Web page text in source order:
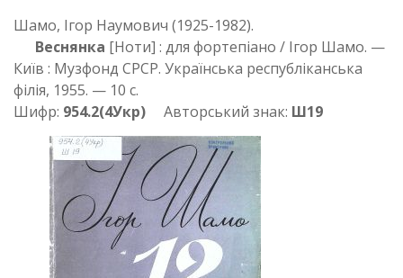
Шамо, Ігор Наумович (1925-1982).
Веснянка [Ноти] : для фортепіано / Ігор Шамо. —
Київ : Музфонд СРСР. Українська республіканська
філія, 1955. — 10 с.
Шифр: 954.2(4Укр) Авторський знак: Ш19